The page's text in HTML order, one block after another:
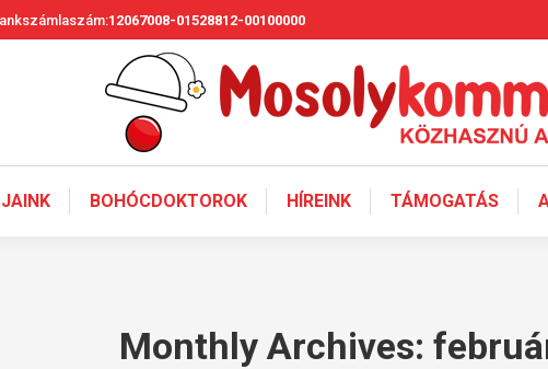
12067008-01528812-00100000
BOHÓCDOKTOROK HÍREINK TÁMOGATÁS
Monthly Archives: